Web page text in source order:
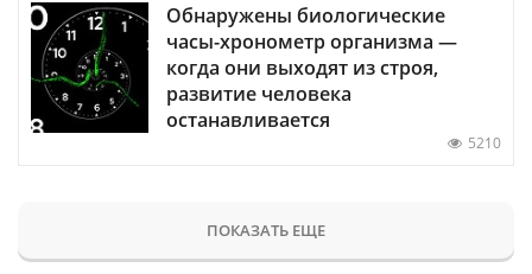
Обнаружены биологические
часы-хронометр организма —
когда они выходят из строя,
развитие человека
останавливается
5210
ПОКАЗАТЬ ЕЩЕ